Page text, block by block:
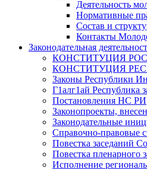
Деятельность
Нормативные
Состав и
Контакты
Законодательная
КОНСТИТУЦИЯ
КОНСТИТУЦИЯ
Законы Республики
Г1алг1ай Республика
Постановления НС РИ
Законопроекты,
Законодательные
Справочно-правовые
Повестка заседаний
Повестка пленарного
Исполнение